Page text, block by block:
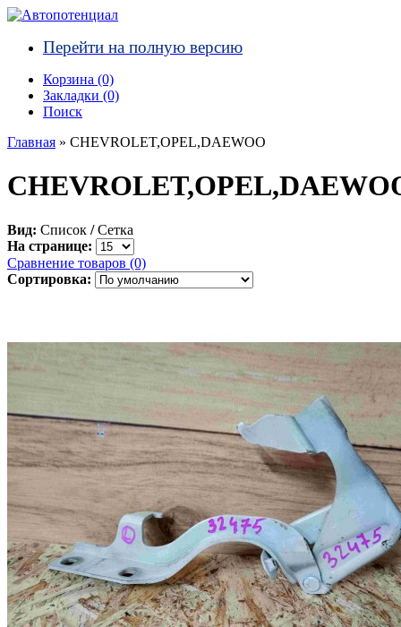
Перейти на полную версию
Корзина (0)‎
Закладки (0)
Поиск
Главная » CHEVROLET,OPEL,DAEWOO
Вид: Список / Сетка
На странице:
Сравнение товаров (0)
Сортировка: